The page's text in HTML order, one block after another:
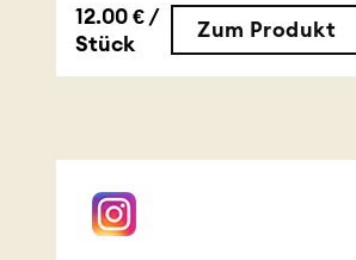
12.00 € /
Stück
Zum Produkt